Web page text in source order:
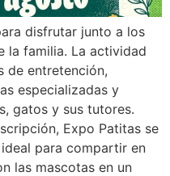
disfrutar junto a los
la familia. La actividad
de entretención,
especializadas y
gatos y sus tutores.
Expo Patitas se
para compartir en
las mascotas en un